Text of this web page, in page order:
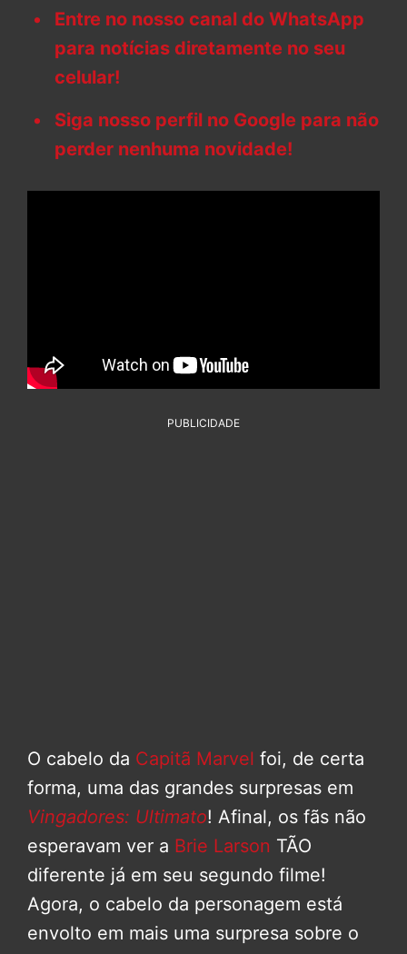
Entre no nosso canal do WhatsApp
para notícias diretamente no seu
celular!
Siga nosso perfil no Google para não
perder nenhuma novidade!
PUBLICIDADE
O cabelo da Capitã Marvel foi, de certa
forma, uma das grandes surpresas em
Vingadores: Ultimato! Afinal, os fãs não
esperavam ver a Brie Larson TÃO
diferente já em seu segundo filme!
Agora, o cabelo da personagem está
envolto em mais uma surpresa sobre o